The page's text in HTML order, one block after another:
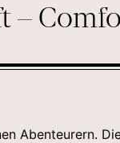
–
Abenteurern.